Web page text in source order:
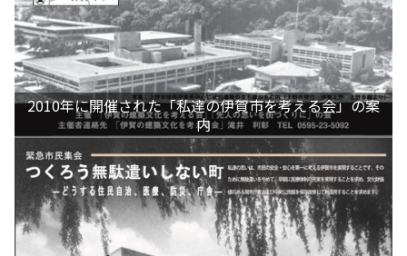
2010年に開催された「私達の伊賀市を考える会」の案
内